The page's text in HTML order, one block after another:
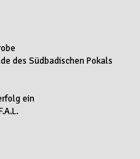
des Südbadischen Pokals
ein